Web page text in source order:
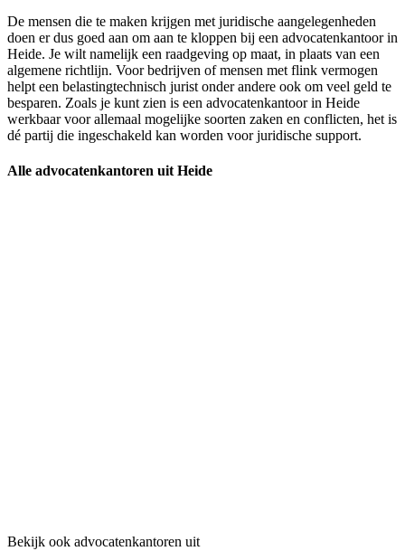
De mensen die te maken krijgen met juridische aangelegenheden
doen er dus goed aan om aan te kloppen bij een advocatenkantoor in
Heide. Je wilt namelijk een raadgeving op maat, in plaats van een
algemene richtlijn. Voor bedrijven of mensen met flink vermogen
helpt een belastingtechnisch jurist onder andere ook om veel geld te
besparen. Zoals je kunt zien is een advocatenkantoor in Heide
werkbaar voor allemaal mogelijke soorten zaken en conflicten, het is
dé partij die ingeschakeld kan worden voor juridische support.
Alle advocatenkantoren uit Heide
Bekijk ook advocatenkantoren uit